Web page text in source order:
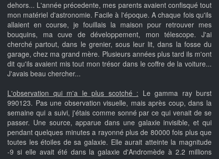
dehors... L'année précedente, mes parents avaient confisqué tout
mon matériel d'astronomie. Facile à l'époque. A chaque fois qu'ils
allaient en course, je fouillais la maison pour retrouver mes
bouquins, ma cuve de développement, mon télescope. J'ai
cherché partout, dans le grenier, sous leur lit, dans la fosse du
garage, chez ma grand mère. Plusieurs années plus tard ils m'ont
dit qu'ils avaient mis tout mon trésor dans le coffre de la voiture...
J'avais beau chercher...
L'observation qui m'a le plus scotché : Le gamma ray burst
990123. Pas une observation visuelle, mais après coup, dans la
semaine qui a suivi, j'étais comme sonné par ce qui venait de se
passer. Une source, apparue dans une galaxie invisible, et qui
pendant quelques minutes a rayonné plus de 80000 fois plus que
toutes les étoiles de sa galaxie. Elle aurait atteinte la magnitude
-9 si elle avait été dans la galaxie d'Andromède à 2.2 millions